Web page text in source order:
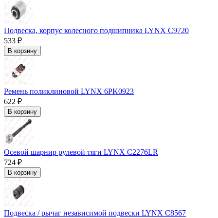
Подвеска, корпус колесного подшипника LYNX C9720
533 ₽
В корзину
Ремень поликлиновой LYNX 6PK0923
622 ₽
В корзину
Осевой шарнир рулевой тяги LYNX C2276LR
724 ₽
В корзину
Подвеска / рычаг независимой подвески LYNX C8567